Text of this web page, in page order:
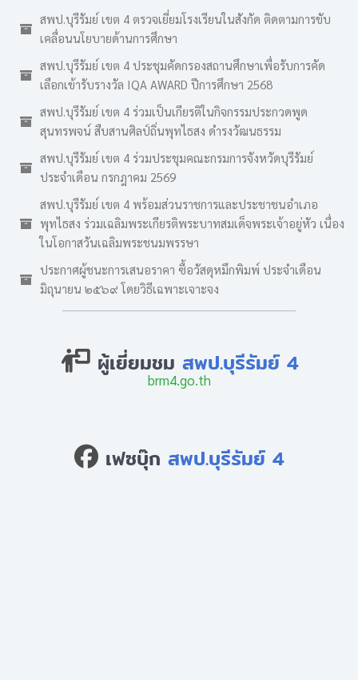
สพป.บุรีรัมย์ เขต 4 ตรวจเยี่ยมโรงเรียนในสังกัด ติดตามการขับ
เคลื่อนนโยบายด้านการศึกษา
สพป.บุรีรัมย์ เขต 4 ประชุมคัดกรองสถานศึกษาเพื่อรับการคัด
เลือกเข้ารับรางวัล IQA AWARD ปีการศึกษา 2568
สพป.บุรีรัมย์ เขต 4 ร่วมเป็นเกียรติในกิจกรรมประกวดพูด
สุนทรพจน์ สืบสานศิลป์ถิ่นพุทไธสง ดำรงวัฒนธรรม
สพป.บุรีรัมย์ เขต 4 ร่วมประชุมคณะกรมการจังหวัดบุรีรัมย์
ประจำเดือน กรกฎาคม 2569
สพป.บุรีรัมย์ เขต 4 พร้อมส่วนราชการและประชาชนอำเภอ
พุทไธสง ร่วมเฉลิมพระเกียรติพระบาทสมเด็จพระเจ้าอยู่หัว เนื่อง
ในโอกาสวันเฉลิมพระชนมพรรษา
ประกาศผู้ชนะการเสนอราคา ซื้อวัสดุหมึกพิมพ์ ประจำเดือน
มิถุนายน ๒๕๖๙ โดยวิธีเฉพาะเจาะจง
ผู้เยี่ยมชม สพป.บุรีรัมย์ 4
brm4.go.th
เฟซบุ๊ก สพป.บุรีรัมย์ 4